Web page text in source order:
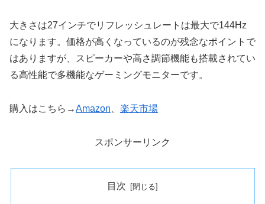
大きさは27インチでリフレッシュレートは最大で144Hz
になります。価格が高くなっているのが残念なポイントで
はありますが、スピーカーや高さ調節機能も搭載されてい
る高性能で多機能なゲーミングモニターです。
購入はこちら→Amazon 楽天市場
スポンサーリンク
目次